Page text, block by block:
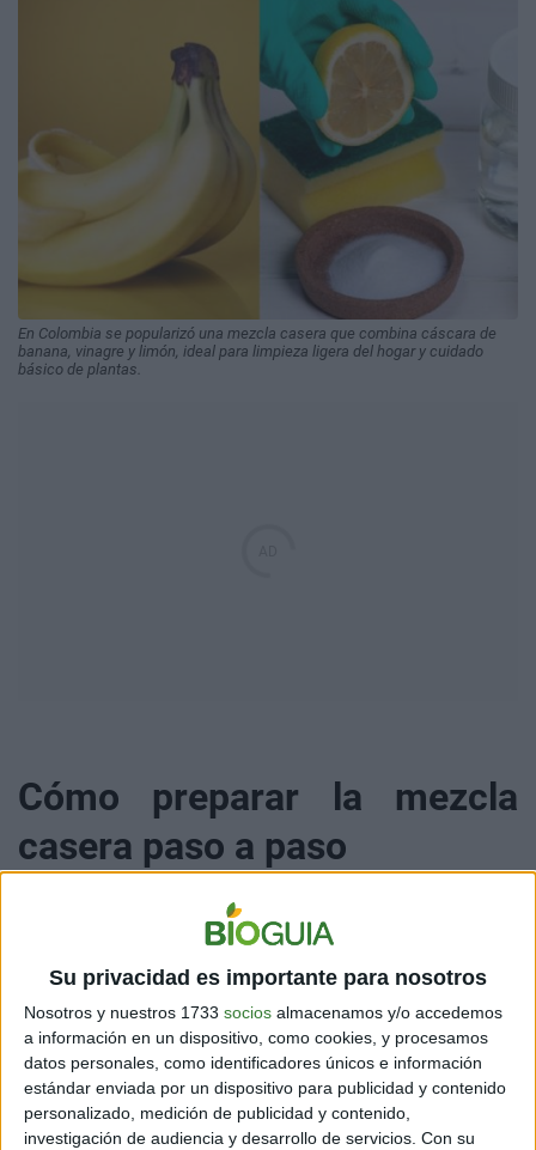
Su privacidad es importante para nosotros
Nosotros y nuestros 1733 socios almacenamos y/o accedemos
a información en un dispositivo, como cookies, y procesamos
datos personales, como identificadores únicos e información
estándar enviada por un dispositivo para publicidad y contenido
personalizado, medición de publicidad y contenido,
investigación de audiencia y desarrollo de servicios. Con su
En Colombia se popularizó una mezcla casera que combina cáscara de
banana, vinagre y limón, ideal para limpieza ligera del hogar y cuidado
básico de plantas.
Cómo preparar la mezcla
casera paso a paso
Lava y corta cáscaras de banana frescas.
Colócalas en un frasco de vidrio y cubre con vinagre
blanco.
Añade jugo de limón en proporción 3:1:1
(cáscara:vinagre:limón).
Tapa y deja macerar entre 7 y 14 días.